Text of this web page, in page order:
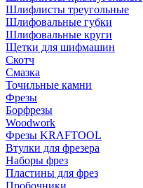
Шлифлисты треугольные
Шлифовальные губки
Шлифовальные круги
Щетки для шифмашин
Скотч
Смазка
Точильные камни
Фрезы
Борфрезы
Woodwork
Фрезы KRAFTOOL
Втулки для фрезера
Наборы фрез
Пластины для фрез
Пробочники